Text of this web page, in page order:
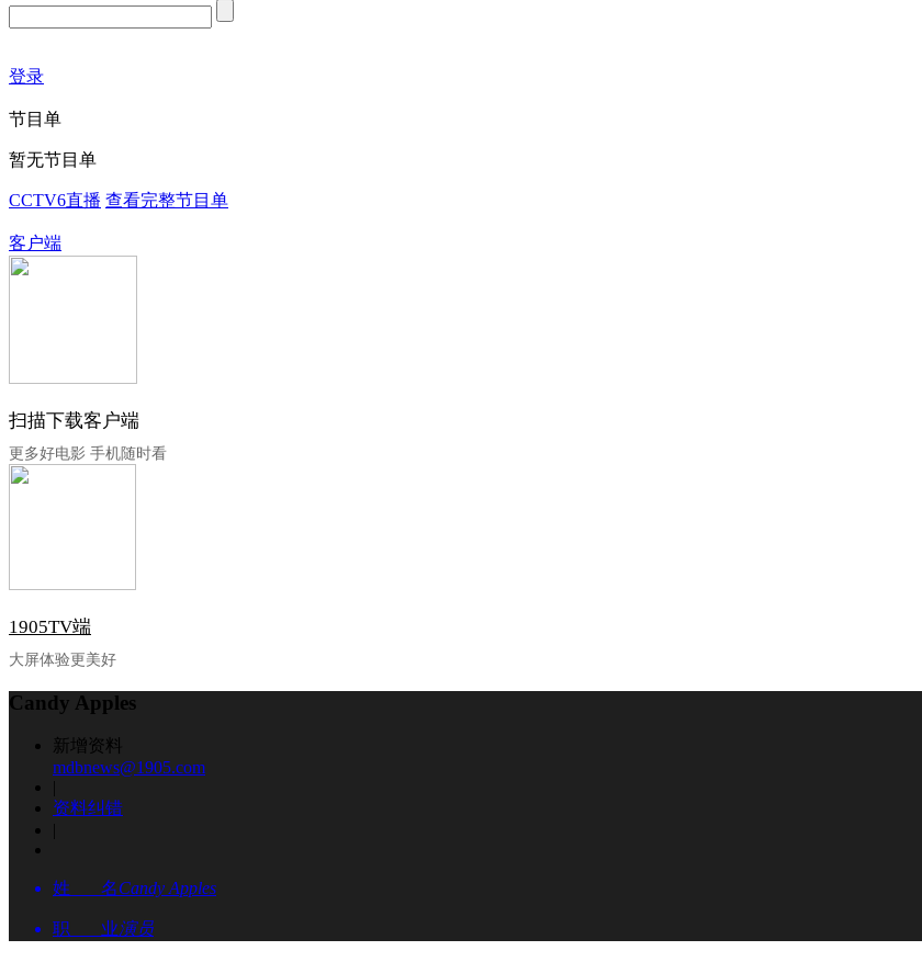
登录
节目单
暂无节目单
CCTV6直播 查看完整节目单
客户端
扫描下载客户端
更多好电影 手机随时看
1905TV端
大屏体验更美好
Candy Apples
新增资料
mdbnews@1905.com
|
资料纠错
|
姓 名Candy Apples
职 业演员